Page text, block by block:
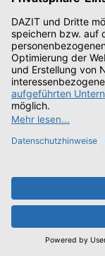
Folge uns
Zahlungsarten
Versandarten
© 2026
Alle Preise inkl.
und ggf.